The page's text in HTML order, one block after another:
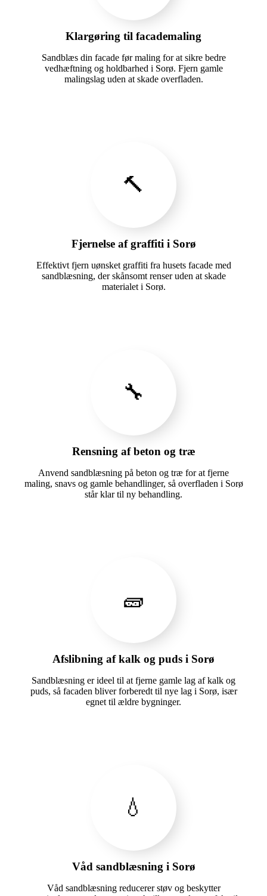
Klargøring til facademaling
Sandblæs din facade før maling for at sikre bedre
vedhæftning og holdbarhed i Sorø. Fjern gamle
malingslag uden at skade overfladen.
🔨
Fjernelse af graffiti i Sorø
Effektivt fjern uønsket graffiti fra husets facade med
sandblæsning, der skånsomt renser uden at skade
materialet i Sorø.
🔧
Rensning af beton og træ
Anvend sandblæsning på beton og træ for at fjerne
maling, snavs og gamle behandlinger, så overfladen i Sorø
står klar til ny behandling.
🧱
Afslibning af kalk og puds i Sorø
Sandblæsning er ideel til at fjerne gamle lag af kalk og
puds, så facaden bliver forberedt til nye lag i Sorø, især
egnet til ældre bygninger.
💧
Våd sandblæsning i Sorø
Våd sandblæsning reducerer støv og beskytter